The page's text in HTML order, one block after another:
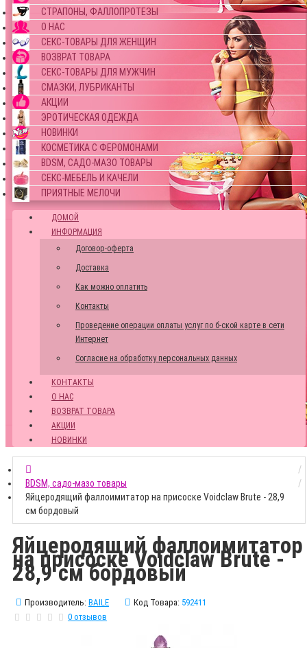
СТРАПОНЫ, ФАЛЛОПРОТЕЗЫ
О НАС
СЕКС-ТОВАРЫ ДЛЯ ЖЕНЩИН
ВОЗВРАТ ТОВАРА
СЕКС-ТОВАРЫ ДЛЯ МУЖЧИН
СМАЗКИ, ЛУБРИКАНТЫ
АКЦИИ
ЭРОТИЧЕСКАЯ ОДЕЖДА
НОВИНКИ
КОСМЕТИКА С ФЕРОМОНАМИ
BDSM, САДО-МАЗО ТОВАРЫ
СЕКС-МЕБЕЛЬ И КАЧЕЛИ
ПРИЯТНЫЕ МЕЛОЧИ
ДОМОЙ
ИНФОРМАЦИЯ
Договор-оферта
Доставка
Как можно оплатить
Контакты
Проведение операции оплаты услуг по б-ской карте в сети
Интернет
Согласие на обработку персональных данных
КОНТАКТЫ
О НАС
ВОЗВРАТ ТОВАРА
АКЦИИ
НОВИНКИ
BDSM, садо-мазо товары
Яйцеродящий фаллоимитатор на присоске Voidclaw Brute - 28,9
см бордовый
Яйцеродящий фаллоимитатор
на присоске Voidclaw Brute -
28,9 см бордовый
Производитель: BAILE Код Товара: 592411
0 отзывов